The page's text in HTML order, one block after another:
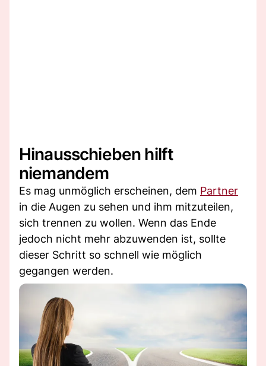
Hinausschieben hilft
niemandem
Es mag unmöglich erscheinen, dem Partner
in die Augen zu sehen und ihm mitzuteilen,
sich trennen zu wollen. Wenn das Ende
jedoch nicht mehr abzuwenden ist, sollte
dieser Schritt so schnell wie möglich
gegangen werden.